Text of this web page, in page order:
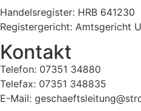
Handelsregister: HRB 641230
Registergericht: Amtsgericht
Kontakt
Telefon: 07351 34880
Telefax: 07351 348835
E-Mail: